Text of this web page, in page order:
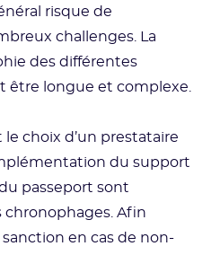
risque de
challenges. La
des différentes
être longue et complexe.
le choix d’un prestataire
du support
passeport sont
Afin
en cas de non-